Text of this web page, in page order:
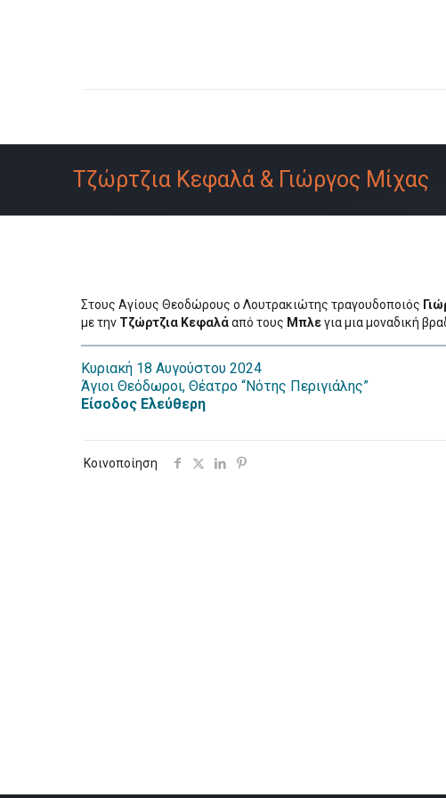
Τζώρτζια Κεφαλά & Γιώργος Μίχας
Στους Αγίους Θεοδώρους ο Λουτρακιώτης τραγουδοποιός
με την Τζώρτζια Κεφαλάαπό τους Μπλεγια μια μοναδική
Κυριακή 18 Αυγούστου 2024
Άγιοι Θεόδωροι, Θέατρο “Νότης Περιγιάλης”
Είσοδος Ελεύθερη
Κοινοποίηση